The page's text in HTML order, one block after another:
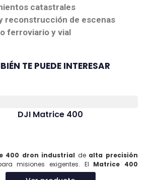
catastrales
reconstrucción de escenas
ferroviario y vial
TE PUEDE INTERESAR
DJI Matrice 400
400 dron industrial de alta precisión
misiones exigentes. El Matrice 400
prolongados,sistema modular